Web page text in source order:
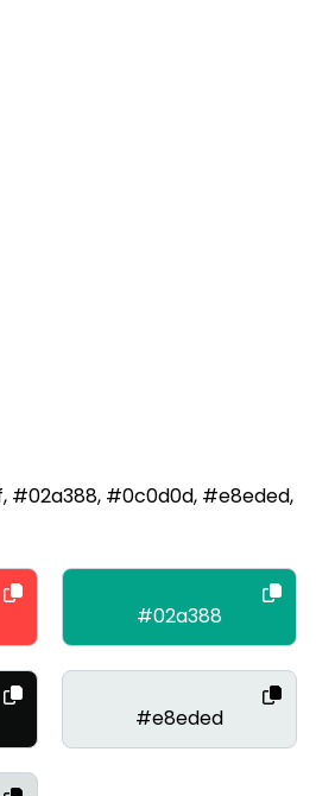
#02a388, #0c0d0d, #e8eded,
#02a388
#e8eded